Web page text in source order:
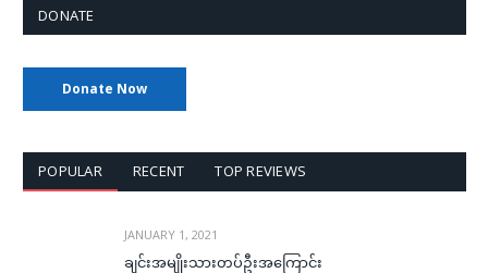
DONATE
Donate Now
POPULAR RECENT TOP REVIEWS
JANUARY 1, 2021
ချင်းအမျိုးသားတပ်ဦးအကြောင်း